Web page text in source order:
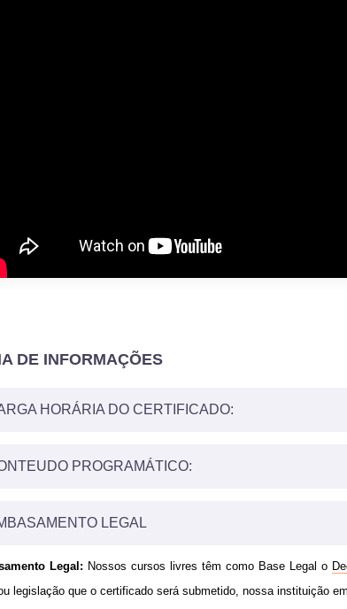
DE INFORMAÇÕES
HORÁRIA DO CERTIFICADO:
PROGRAMÁTICO:
02- SQL COMO LINGUAGEM PADRÃO
05- FUNÇÕES AGREGADAS (OU DE AGRUPAMENTO)
06- SUB-CONSULTAS
LEGAL
Legal: Nossos cursos livres têm como Base Legal o
legislação que o certificado será submetido, nossa instituição